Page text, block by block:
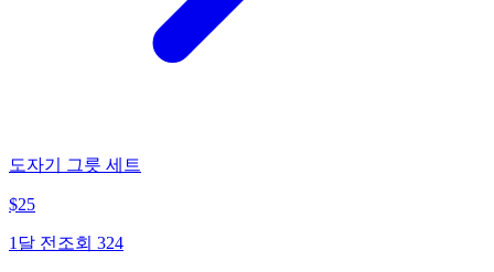
도자기 그릇 세트
$25
1달 전 조회 324